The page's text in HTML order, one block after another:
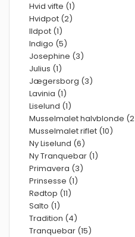
Hvid vifte (1)
Hvidpot (2)
Ildpot (1)
Indigo (5)
Josephine (3)
Julius (1)
Jægersborg (3)
Lavinia (1)
Liselund (1)
Musselmalet halvblonde
Musselmalet riflet (10)
Ny Liselund (6)
Ny Tranquebar (1)
Primavera (3)
Prinsesse (1)
Rødtop (11)
Salto (1)
Tradition (4)
Tranquebar (15)